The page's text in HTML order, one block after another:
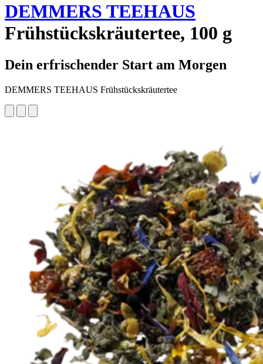
DEMMERS TEEHAUS
Frühstückskräutertee, 100 g
Dein erfrischender Start am Morgen
DEMMERS TEEHAUS Frühstückskräutertee